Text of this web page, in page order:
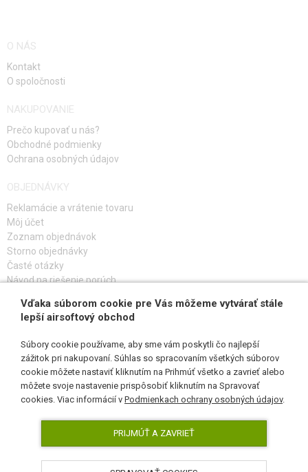
O NÁS
Kontakt
O spoločnosti
NAKUPOVANIE
Prečo kupovať u nás?
Obchodné podmienky
Ochrana osobných údajov
OBJEDNÁVKY
Reklamácie a vrátenie tovaru
Môj účet
Zoznam objednávok
Storno objednávky
Časté otázky
Návod na riešenie porúch
PRIHLÁS SA K ODBERU
SLEDUJ NÁS
Vďaka súborom cookie pre Vás môžeme vytvárať stále
lepší airsoftový obchod
Súbory cookie používame, aby sme vám poskytli čo najlepší
zážitok pri nakupovaní. Súhlas so spracovaním všetkých súborov
cookie môžete nastaviť kliknutím na Prihmúť všetko a zavrieť alebo
môžete svoje nastavenie prispôsobiť kliknutím na Spravovať
cookies. Viac informácií v Podmienkach ochrany osobných údajov.
PRIJMÚŤ A ZAVRIEŤ